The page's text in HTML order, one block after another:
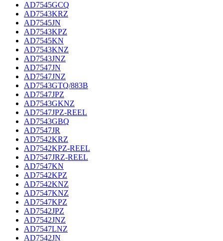
AD7545GCQ
AD7543KRZ
AD7545JN
AD7543KPZ
AD7545KN
AD7543KNZ
AD7543JNZ
AD7547JN
AD7547JNZ
AD7543GTQ/883B
AD7547JPZ
AD7543GKNZ
AD7547JPZ-REEL
AD7543GBQ
AD7547JR
AD7542KRZ
AD7542KPZ-REEL
AD7547JRZ-REEL
AD7547KN
AD7542KPZ
AD7542KNZ
AD7547KNZ
AD7547KPZ
AD7542JPZ
AD7542JNZ
AD7547LNZ
AD7542JN